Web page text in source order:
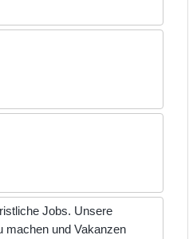
Jobs. Unsere
machen und Vakanzen